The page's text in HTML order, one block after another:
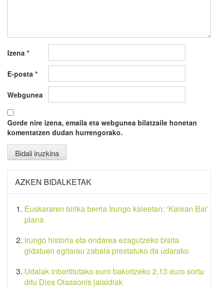
Izena *
E-posta *
Webgunea
Gorde nire izena, emaila eta webgunea bilatzaile honetan
komentatzen dudan hurrengorako.
AZKEN BIDALKETAK
Euskararen birika berria Irungo kaleetan: ‘Kalean Bai’
plana
Irungo historia eta ondarea ezagutzeko bisita
gidatuen egitarau zabala prestatuko da udarako
Udalak inbertitutako euro bakoitzeko 2,13 euro sortu
ditu Dies Oiassonis jaialdiak